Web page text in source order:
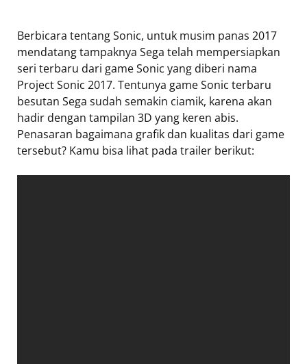
Berbicara tentang Sonic, untuk musim panas 2017
mendatang tampaknya Sega telah mempersiapkan
seri terbaru dari game Sonic yang diberi nama
Project Sonic 2017. Tentunya game Sonic terbaru
besutan Sega sudah semakin ciamik, karena akan
hadir dengan tampilan 3D yang keren abis.
Penasaran bagaimana grafik dan kualitas dari game
tersebut? Kamu bisa lihat pada trailer berikut: